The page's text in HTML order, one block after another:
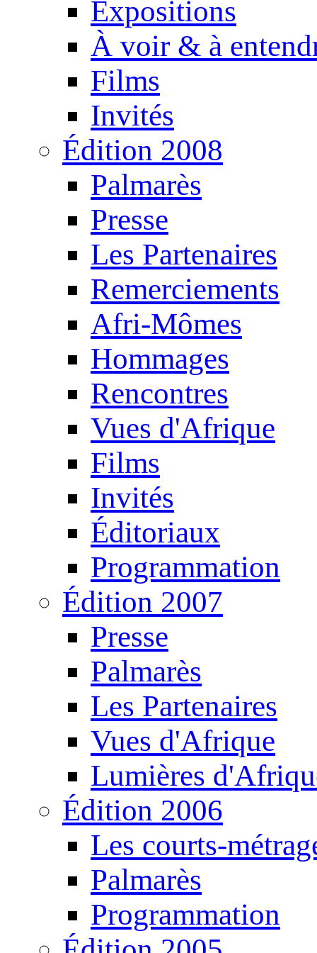
Expositions
À voir & à
Films
Invités
Édition 2008
Palmarès
Presse
Les Partenaires
Remerciements
Afri-Mômes
Hommages
Rencontres
Vues d'Afrique
Films
Invités
Éditoriaux
Programmation
Édition 2007
Presse
Palmarès
Les Partenaires
Vues d'Afrique
Lumières
Édition 2006
Les courts-
Palmarès
Programmation